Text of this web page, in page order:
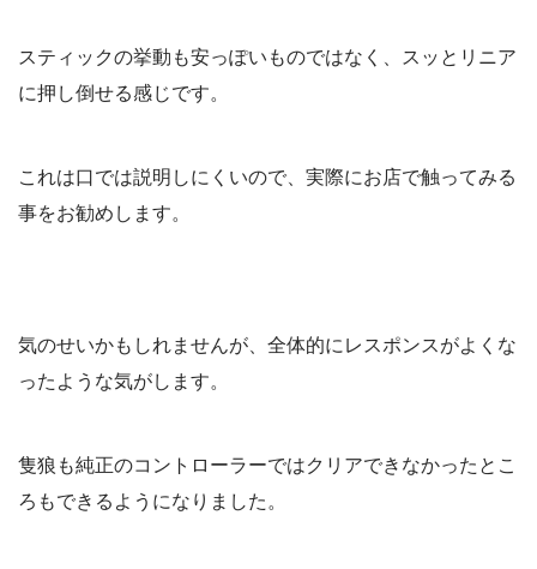
スティックの挙動も安っぽいものではなく、スッとリニア
に押し倒せる感じです。
これは口では説明しにくいので、実際にお店で触ってみる
事をお勧めします。
気のせいかもしれませんが、全体的にレスポンスがよくな
ったような気がします。
隻狼も純正のコントローラーではクリアできなかったとこ
ろもできるようになりました。